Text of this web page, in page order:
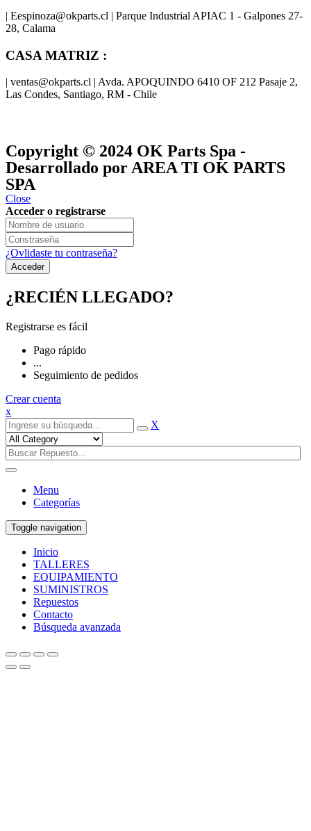
| Eespinoza@okparts.cl | Parque Industrial APIAC 1 - Galpones 27-
28, Calama
CASA MATRIZ :
| ventas@okparts.cl | Avda. APOQUINDO 6410 OF 212 Pasaje 2,
Las Condes, Santiago, RM - Chile
Copyright © 2024 OK Parts Spa -
Desarrollado por AREA TI OK PARTS
SPA
Close
Acceder o registrarse
¿Ovlidaste tu contraseña?
¿RECIÉN LLEGADO?
Registrarse es fácil
Pago rápido
...
Seguimiento de pedidos
Crear cuenta
x
X
Menu
Categorías
Toggle navigation
Inicio
TALLERES
EQUIPAMIENTO
SUMINISTROS
Repuestos
Contacto
Búsqueda avanzada